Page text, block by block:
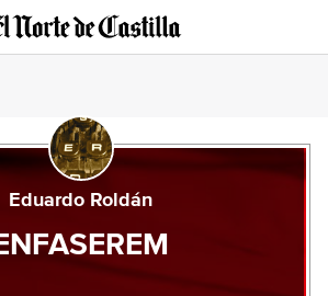
Eduardo Roldán